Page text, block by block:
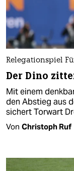
Relegationspiel
Der Dino
Mit einem
den Abstieg aus
sichert Torwart
Von Christoph Ruf